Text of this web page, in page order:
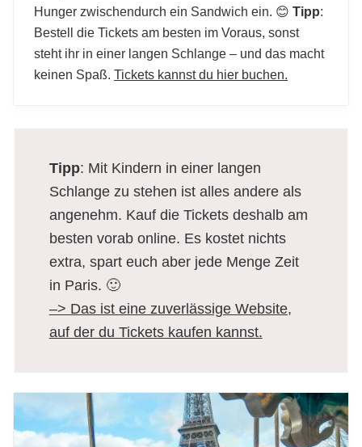
Hunger zwischendurch ein Sandwich ein. 😊 Tipp:
Bestell die Tickets am besten im Voraus, sonst
steht ihr in einer langen Schlange – und das macht
keinen Spaß. Tickets kannst du hier buchen.
Tipp: Mit Kindern in einer langen
Schlange zu stehen ist alles andere als
angenehm. Kauf die Tickets deshalb am
besten vorab online. Es kostet nichts
extra, spart euch aber jede Menge Zeit
in Paris. 🙂
–> Das ist eine zuverlässige Website,
auf der du Tickets kaufen kannst.